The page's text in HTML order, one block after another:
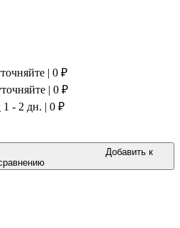
| 0 ₽
| 0 ₽
1 - 2 дн. | 0 ₽
Добавить к